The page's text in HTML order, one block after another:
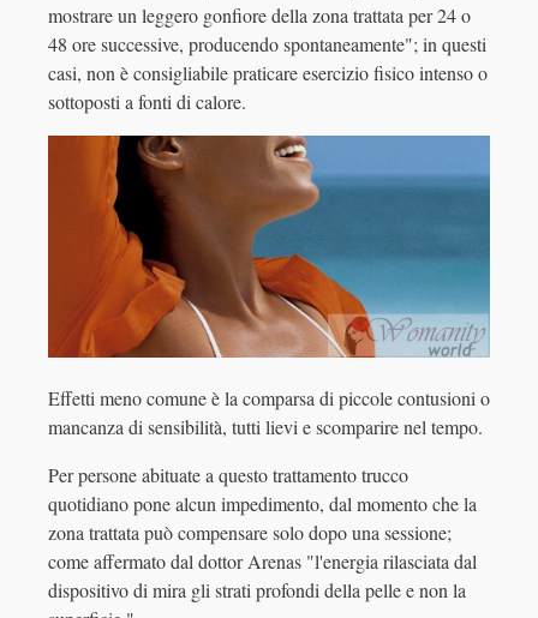
mostrare un leggero gonfiore della zona trattata per 24 o
48 ore successive, producendo spontaneamente"; in questi
casi, non è consigliabile praticare esercizio fisico intenso o
sottoposti a fonti di calore.
Effetti meno comune è la comparsa di piccole contusioni o
mancanza di sensibilità, tutti lievi e scomparire nel tempo.
Per persone abituate a questo trattamento trucco
quotidiano pone alcun impedimento, dal momento che la
zona trattata può compensare solo dopo una sessione;
come affermato dal dottor Arenas "l'energia rilasciata dal
dispositivo di mira gli strati profondi della pelle e non la